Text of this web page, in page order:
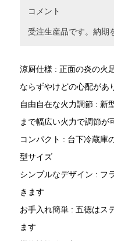
コメント
受注生産品です。納期
涼厨仕様 : 正面の炎の火
ならずやけどの心配があ
自由自在な火力調節 : 新
まで幅広い火力で調節が
コンパクト : 台下冷蔵庫
型サイズ
シンプルなデザイン : フ
きます
お手入れ簡単 : 五徳はス
ます